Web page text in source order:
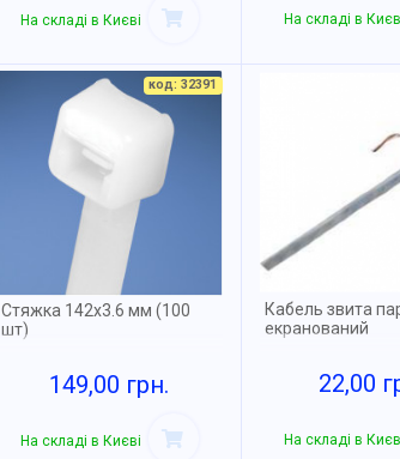
На складі в Києві На складі в
код: 32391
Стяжка 142х3.6 мм (100
шт)
149,00 грн.
На складі в Києві
Кабель звита
екранований
22,00
На складі в